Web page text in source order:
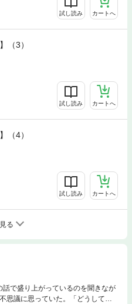
試し読み カートへ
（3）
試し読み カートへ
（4）
試し読み カートへ
る
で盛り上がっているのを聞きなが
思議に思っていた。「どうしてち